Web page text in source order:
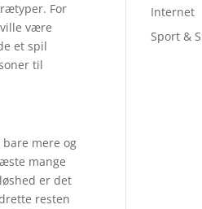
For
være
et spil
til
mere og
mange
er det
resten
Internet
Sport &